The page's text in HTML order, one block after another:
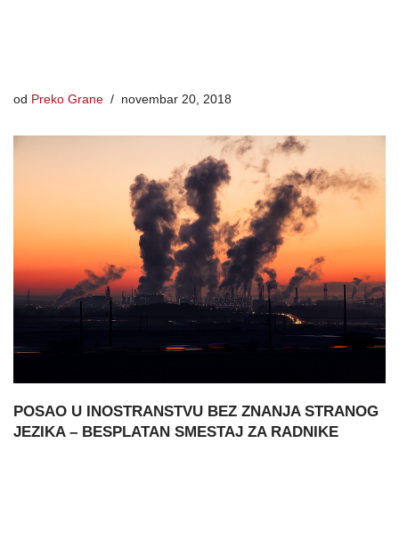
od Preko Grane novembar 20, 2018
POSAO U INOSTRANSTVU BEZ ZNANJA STRANOG
JEZIKA – BESPLATAN SMESTAJ ZA RADNIKE